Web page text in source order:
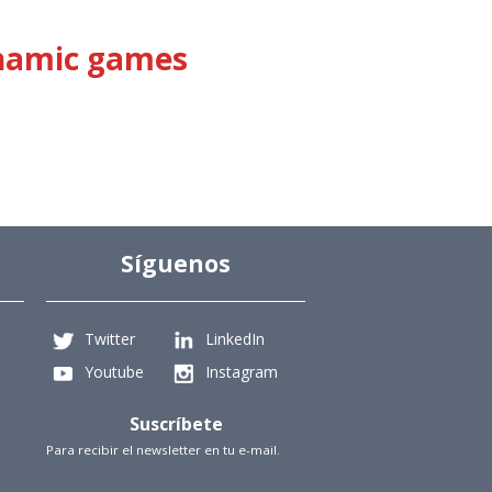
games
Síguenos
Twitter
LinkedIn
Youtube
Instagram
Suscríbete
Para recibir el newsletter en tu e-mail.